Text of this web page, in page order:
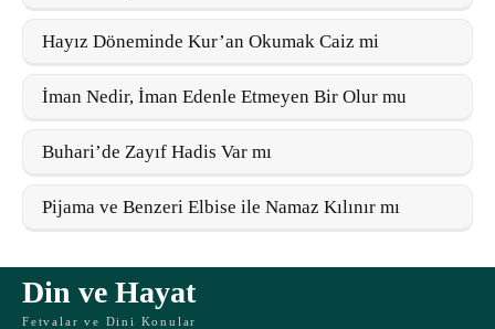
Hayız Döneminde Kur’an Okumak Caiz mi
İman Nedir, İman Edenle Etmeyen Bir Olur mu
Buhari’de Zayıf Hadis Var mı
Pijama ve Benzeri Elbise ile Namaz Kılınır mı
Din ve Hayat
Fetvalar ve Dini Konular